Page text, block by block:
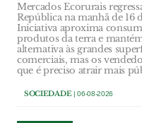
Mercados Ecorurais
República na manhã de 16
Iniciativa aproxima
produtos da terra e
alternativa às grandes
comerciais, mas os
que é preciso atrair mais
SOCIEDADE| 06-08-2026